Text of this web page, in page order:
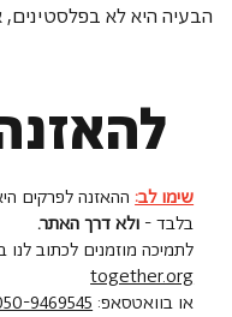
הבעיה היא לא
שימו לב: ההאזנה לפרקים
בלבד - ולא דרך האתר.
לתמיכה מוזמנים לכתוב לנו
together.org
או בוואטסאפ: 9469545